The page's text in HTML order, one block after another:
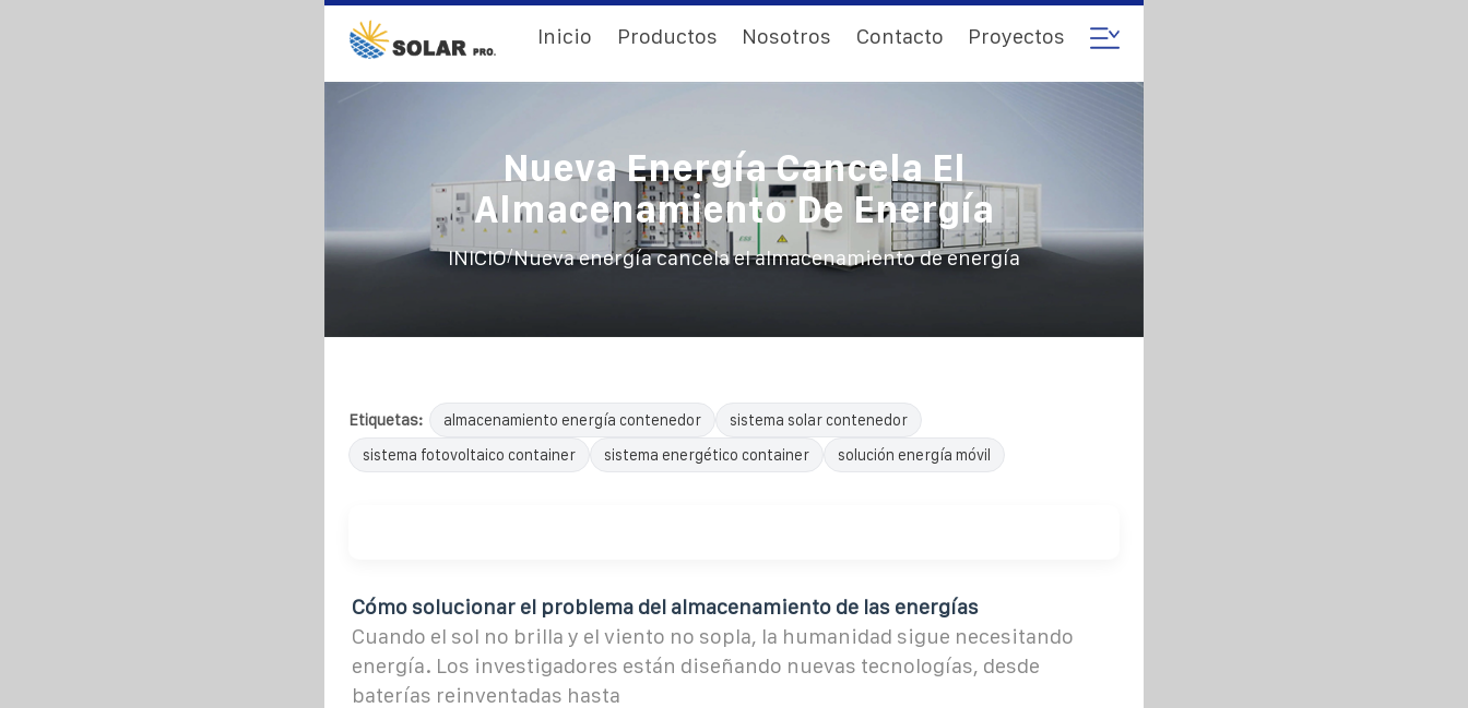
Inicio Productos Nosotros Contacto Proyectos
Nueva Energía Cancela El
Almacenamiento De Energía
INICIO/Nueva energía cancela el almacenamiento de energía
Etiquetas: almacenamiento energía contenedor
sistema solar contenedor
sistema fotovoltaico container
sistema energético container solución energía móvil
Cómo solucionar el problema del almacenamiento de las energías
Cuando el sol no brilla y el viento no sopla, la humanidad sigue necesitando
energía. Los investigadores están diseñando nuevas tecnologías, desde
baterías reinventadas hasta